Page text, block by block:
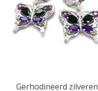
Gerhodineerd zilveren